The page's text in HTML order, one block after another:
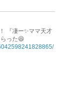
『凄ー✨ママ天才
った😆